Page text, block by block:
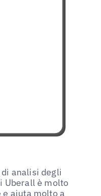
analisi degli
Uberall è molto
aiuta molto a